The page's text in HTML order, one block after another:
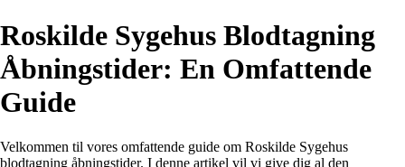
Roskilde Sygehus Blodtagning
Åbningstider: En Omfattende
Guide
Velkommen til vores omfattende guide om Roskilde Sygehus
blodtagning åbningstider. I denne artikel vil vi give dig al den